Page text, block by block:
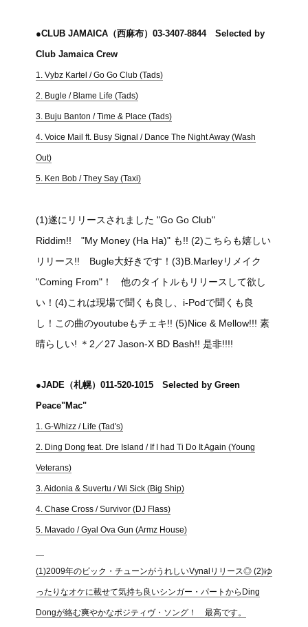
●CLUB JAMAICA（西麻布）03-3407-8844 Selected by
Club Jamaica Crew
1. Vybz Kartel / Go Go Club (Tads)
2. Bugle / Blame Life (Tads)
3. Buju Banton / Time & Place (Tads)
4. Voice Mail ft. Busy Signal / Dance The Night Away (Wash
Out)
5. Ken Bob / They Say (Taxi)
(1)遂にリリースされました "Go Go Club"
Riddim!! "My Money (Ha Ha)" も!! (2)こちらも嬉しい
リリース!! Bugle大好きです！(3)B.Marleyリメイク
"Coming From"！ 他のタイトルもリリースして欲し
い！(4)これは現場で聞くも良し、i-Podで聞くも良
し！この曲のyoutubeもチェキ!! (5)Nice & Mellow!!! 素
晴らしい! ＊2／27 Jason-X BD Bash!! 是非!!!!
●JADE（札幌）011-520-1015 Selected by Green
Peace"Mac"
1. G-Whizz / Life (Tad's)
2. Ding Dong feat. Dre Island / If I had Ti Do It Again (Young
Veterans)
3. Aidonia & Suvertu / Wi Sick (Big Ship)
4. Chase Cross / Survivor (DJ Flass)
5. Mavado / Gyal Ova Gun (Armz House)
(1)2009年のビック・チューンがうれしいVynalリリース◎ (2)ゆ
ったりなオケに載せて気持ち良いシンガー・パートからDing
Dongが絡む爽やかなポジティヴ・ソング！ 最高です。